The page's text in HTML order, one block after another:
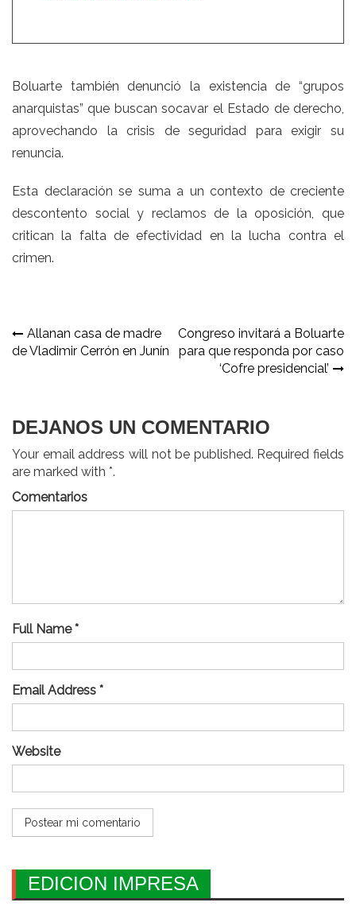
Boluarte también denunció la existencia de “grupos
anarquistas” que buscan socavar el Estado de derecho,
aprovechando la crisis de seguridad para exigir su
renuncia.
Esta declaración se suma a un contexto de creciente
descontento social y reclamos de la oposición, que
critican la falta de efectividad en la lucha contra el
crimen.
Navegación
de
Allanan casa de madre
de Vladimir Cerrón en Junín
Congreso invitará a Boluarte
para que responda por caso
‘Cofre presidencial’
DEJANOS UN COMENTARIO
Your email address will not be published. Required fields
are marked with *.
Comentarios
Full Name *
Email Address *
Website
EDICION IMPRESA